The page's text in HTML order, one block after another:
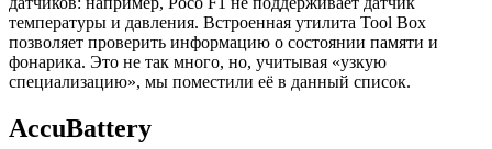
температуры и давления. Встроенная утилита Tool Box
позволяет проверить информацию о состоянии памяти и
фонарика. Это не так много, но, учитывая «узкую
специализацию», мы поместили её в данный список.
AccuBattery